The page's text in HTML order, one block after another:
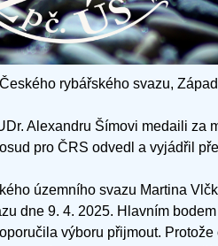
rybářského svazu,
Alexandru Šímovi medaili za
pro ČRS odvedl a vyjádřil
územního svazu Martina
dne 9. 4. 2025. Hlavním
výboru přijmout.